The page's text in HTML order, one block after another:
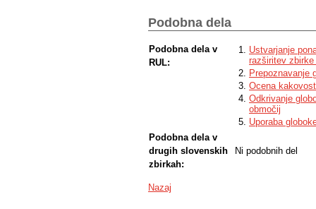
Podobna dela
Podobna dela v
RUL:
Ustvarjanje
razširitev
Prepoznavanje
Ocena
Odkrivanje
območij
Uporaba
Podobna dela v
drugih slovenskih
zbirkah:
Ni podobnih del
Nazaj